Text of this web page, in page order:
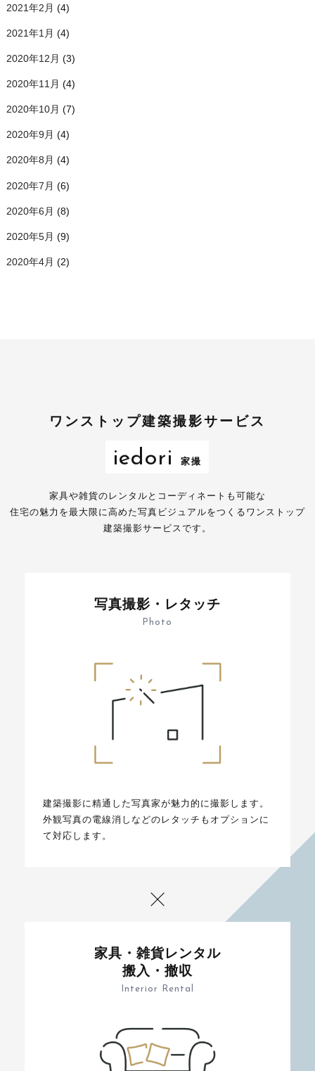
2021年2月 (4)
2021年1月 (4)
2020年12月 (3)
2020年11月 (4)
2020年10月 (7)
2020年9月 (4)
2020年8月 (4)
2020年7月 (6)
2020年6月 (8)
2020年5月 (9)
2020年4月 (2)
ワンストップ建築撮影サービス
iedori 家撮
家具や雑貨のレンタルとコーディネートも可能な
住宅の魅力を最大限に高めた写真ビジュアルをつくるワンストップ
建築撮影サービスです。
写真撮影・レタッチ
Photo
建築撮影に精通した写真家が魅力的に撮影します。
外観写真の電線消しなどのレタッチもオプションに
て対応します。
家具・雑貨レンタル
搬入・撤収
Interior Rental